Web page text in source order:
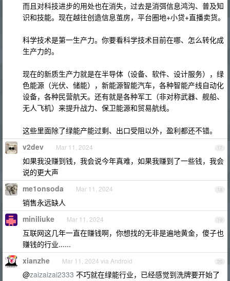
而且对科技进步的用处也在消失，过去是消弭信息鸿沟、普及知
识和技能。现在越往创造信息茧房，平台圈地+小贷+直播卖货。
科学技术是第一生产力。你要看科学技术目前在哪、怎么转化成
生产力的。
现在的新质生产力就是在半导体（设备、软件、设计服务），绿
色能源（光伏、储能），新能源智能汽车，各种智能产线自动化
设备，各种民营航天。还有就是各种军工（非对称武器、舰船、
无人飞机）来提升战力、保卫能源和贸易航线。
这些里面除了绿能产能过剩、出口受阻以外，盈利都还不错。
17
v2dev Mar 11, 2024
如果我没赚到钱，我会说今年真难，如果我赚到了一些钱，我会
说的更大声
18
me1onsoda Mar 11, 2024
销售永远缺人
19
miniliuke Mar 11, 2024
互联网这几年一直在赚钱啊，你想找的无非是遍地黄金，傻子也
赚钱的行业......
20
xianzhe Mar 11, 2024 via Android
@zaizaizai2333 不巧就在绿能行业，已经感觉到洗牌要开始了